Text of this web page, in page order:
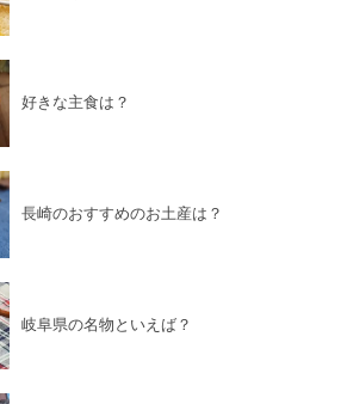
好きな主食は？
長崎のおすすめのお土産は？
岐阜県の名物といえば？